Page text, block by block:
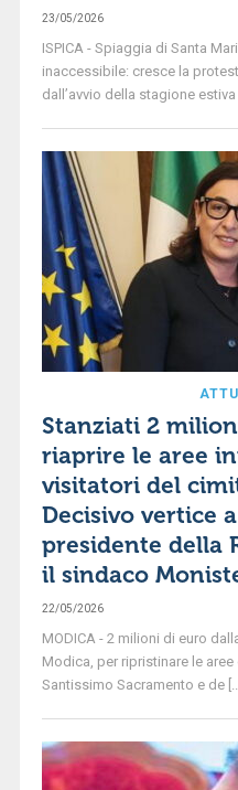
23/05/2026
ISPICA - Spiaggia di Santa
inaccessibile: cresce la
dall’avvio della stagione estiva
Stanziati 2
riaprire le aree
visitatori del
Decisivo vertice
presidente della
il sindaco
22/05/2026
MODICA - 2 milioni di euro
Modica, per ripristinare le
Santissimo Sacramento e de